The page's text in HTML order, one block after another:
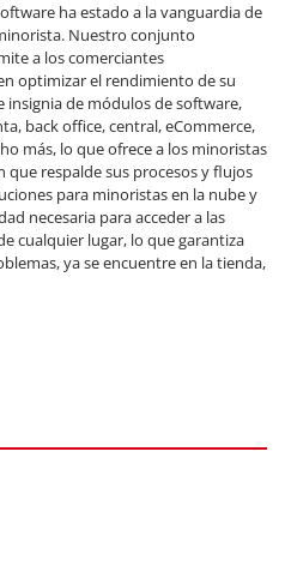
ha estado a la vanguardia de
Nuestro conjunto
a los comerciantes
optimizar el rendimiento de su
de módulos de software,
back office, central, eCommerce,
más, lo que ofrece a los minoristas
que respalde sus procesos y flujos
para minoristas en la nube y
necesaria para acceder a las
cualquier lugar, lo que garantiza
ya se encuentre en la tienda,